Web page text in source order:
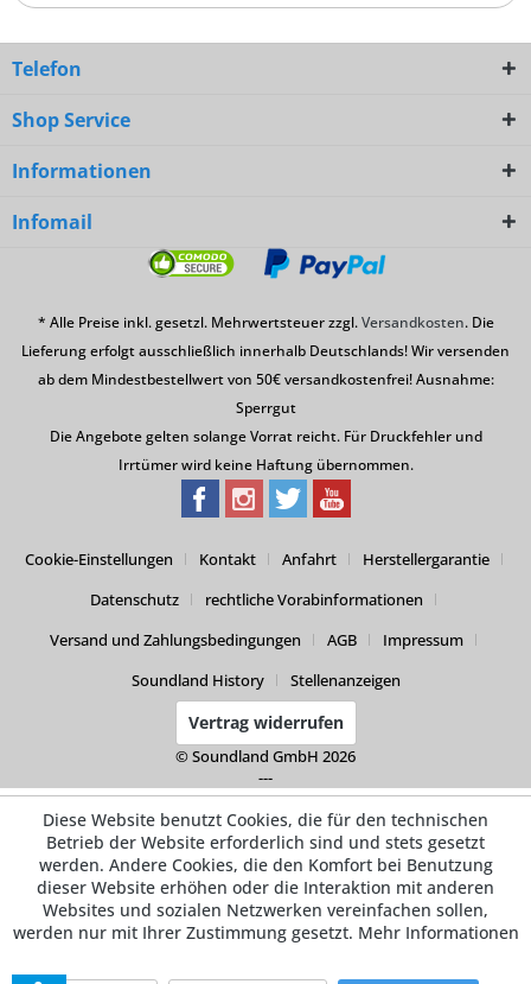
Telefon
Shop Service
Informationen
Infomail
* Alle Preise inkl. gesetzl. Mehrwertsteuer zzgl.Versandkosten. Die
Lieferung erfolgt ausschließlich innerhalb Deutschlands! Wir versenden
ab dem Mindestbestellwert von 50€ versandkostenfrei! Ausnahme:
Sperrgut
Die Angebote gelten solange Vorrat reicht. Für Druckfehler und
Irrtümer wird keine Haftung übernommen.
Cookie-Einstellungen Kontakt Anfahrt
Herstellergarantie
Datenschutz
rechtliche Vorabinformationen
Versand und Zahlungsbedingungen
AGB
Impressum
Soundland History
Stellenanzeigen
Vertrag widerrufen
© Soundland GmbH 2026
---
Diese Website benutzt Cookies, die für den technischen
Betrieb der Website erforderlich sind und stets gesetzt
werden. Andere Cookies, die den Komfort bei Benutzung
dieser Website erhöhen oder die Interaktion mit anderen
Websites und sozialen Netzwerken vereinfachen sollen,
werden nur mit Ihrer Zustimmung gesetzt. Mehr Informationen